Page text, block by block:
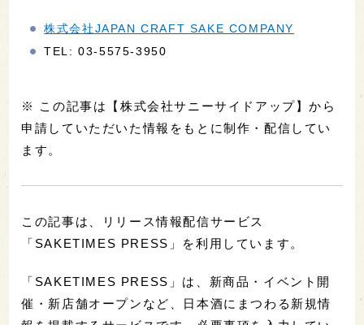
株式会社JAPAN CRAFT SAKE COMPANY
TEL: 03-5575-3950
※ この記事は【株式会社サニーサイドアップ】から
申請していただいた情報をもとに制作・配信してい
ます。
この記事は、リリース情報配信サービス
「SAKETIMES PRESS」を利用しています。
「SAKETIMES PRESS」は、新商品・イベント開
催・新店舗オープンなど、日本酒にまつわる新規情